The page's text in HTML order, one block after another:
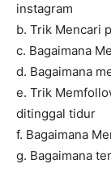
instagram
b. Trik Mencari
c. Bagaimana
d. Bagaimana
e. Trik
ditinggal tidur
f. Bagaimana
g. Bagaimana